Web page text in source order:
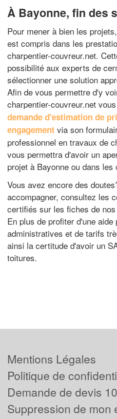
À Bayonne, fin des
Pour mener à bien les
est compris dans les
charpentier-couvreur.net.
possibilité aux experts de
sélectionner une solution
Afin de vous permettre d'y
charpentier-couvreur.net
demande d'estimation de
engagement via son
professionnel en travaux de
vous permettra d'avoir un
projet à Bayonne ou dans
Vous avez encore des
accompagner, consultez les
certifiés sur les fiches de
En plus de profiter d'une
administratives et de tarifs
ainsi la certitude d'avoir un
toitures.
Mentions Légales
Politique de
Demande de devis
Suppression de mon